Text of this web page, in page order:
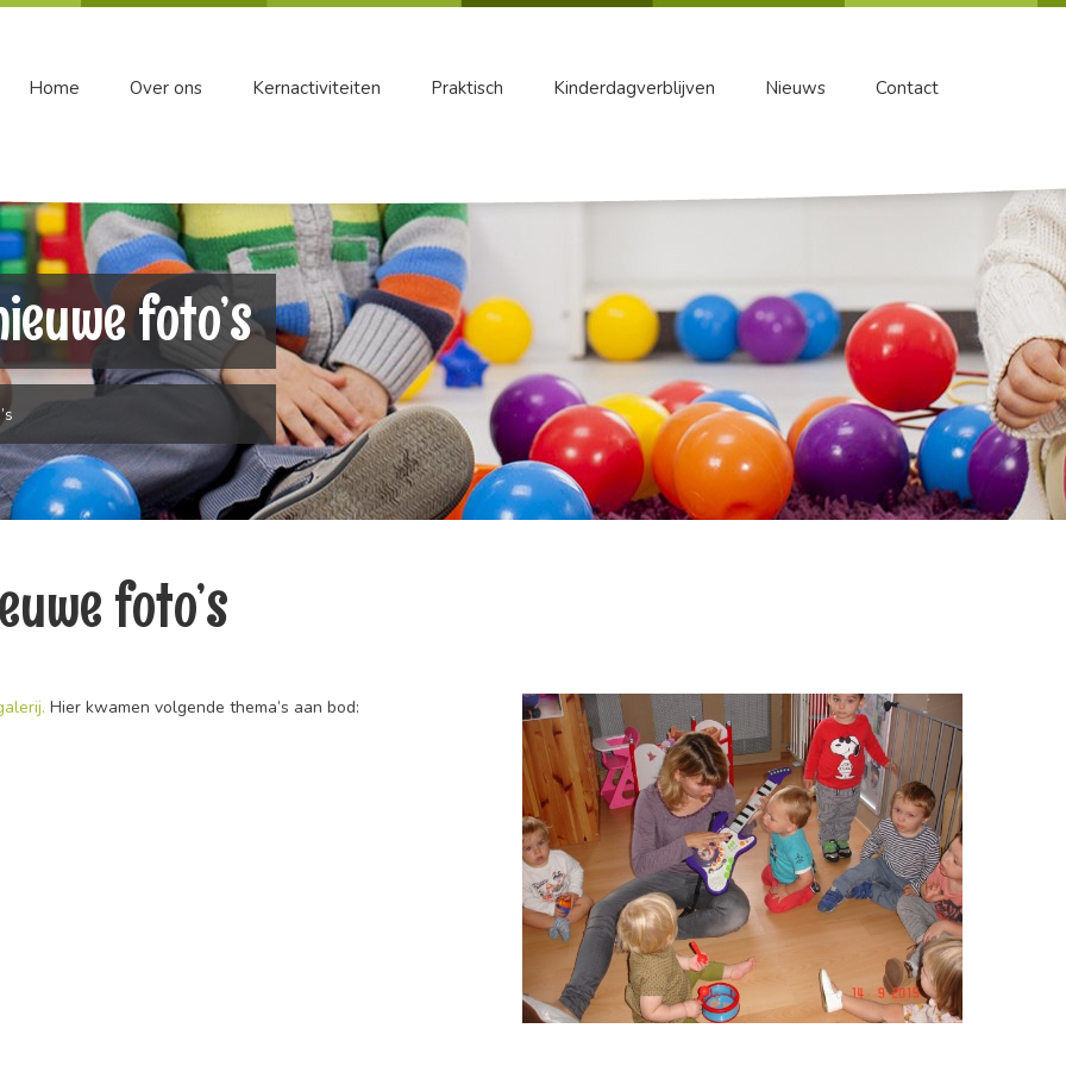
Home Over ons Kernactiviteiten Praktisch Kinderdagverblijven Nieuws Contact
foto’s
foto’s
Hier kwamen volgende thema’s aan bod: